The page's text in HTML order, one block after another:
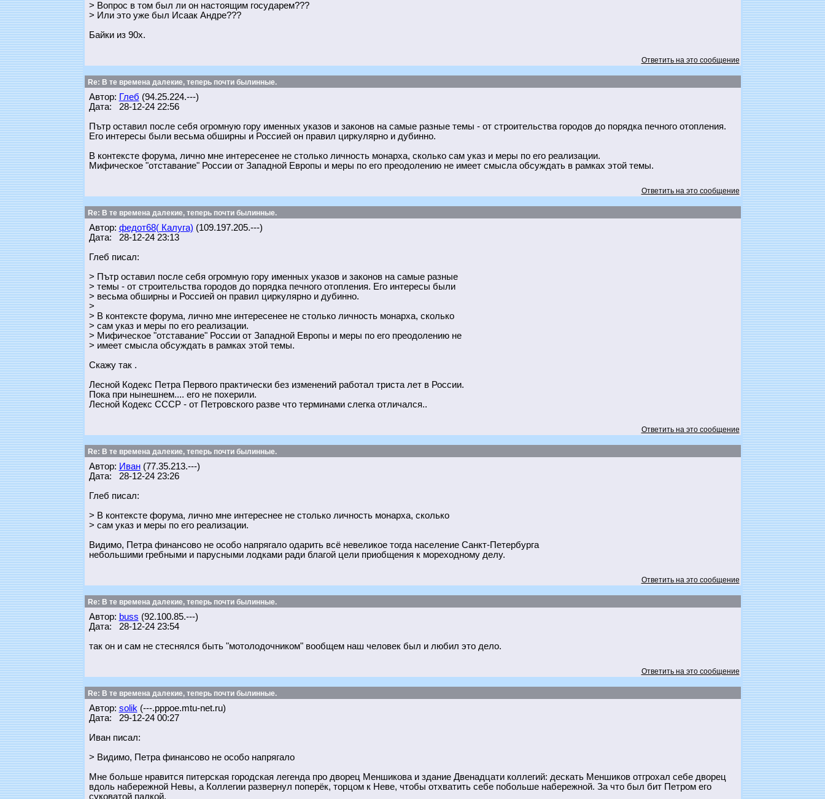
> Вопрос в том был ли он настоящим государем???
> Или это уже был Исаак Андре???
Байки из 90х.
Ответить на это сообщение
Re: В те времена далекие, теперь почти былинные.
Автор: Глеб (94.25.224.---)
Дата: 28-12-24 22:56
Пътр оставил после себя огромную гору именных указов и законов на самые разные темы - от строительства городов до порядка печного отопления.
Его интересы были весьма обширны и Россией он правил циркулярно и дубинно.
В контексте форума, лично мне интересенее не столько личность монарха, сколько сам указ и меры по его реализации.
Мифическое "отставание" России от Западной Европы и меры по его преодолению не имеет смысла обсуждать в рамках этой темы.
Ответить на это сообщение
Re: В те времена далекие, теперь почти былинные.
Автор: федот68( Калуга) (109.197.205.---)
Дата: 28-12-24 23:13
Глеб писал:
> Пътр оставил после себя огромную гору именных указов и законов на самые разные
> темы - от строительства городов до порядка печного отопления. Его интересы были
> весьма обширны и Россией он правил циркулярно и дубинно.
>
> В контексте форума, лично мне интересенее не столько личность монарха, сколько
> сам указ и меры по его реализации.
> Мифическое "отставание" России от Западной Европы и меры по его преодолению не
> имеет смысла обсуждать в рамках этой темы.
Скажу так .
Лесной Кодекс Петра Первого практически без изменений работал триста лет в России.
Пока при нынешнем.... его не похерили.
Лесной Кодекс СССР - от Петровского разве что терминами слегка отличался..
Ответить на это сообщение
Re: В те времена далекие, теперь почти былинные.
Автор: Иван(77.35.213.---)
Дата: 28-12-24 23:26
Глеб писал:
> В контексте форума, лично мне интереснее не столько личность монарха, сколько
> сам указ и меры по его реализации.
Видимо, Петра финансово не особо напрягало одарить всё невеликое тогда население Санкт-Петербурга
небольшими гребными и парусными лодками ради благой цели приобщения к мореходному делу.
Ответить на это сообщение
Re: В те времена далекие, теперь почти былинные.
Автор: buss (92.100.85.---)
Дата: 28-12-24 23:54
так он и сам не стеснялся быть "мотолодочником" вообщем наш человек был и любил это дело.
Ответить на это сообщение
Re: В те времена далекие, теперь почти былинные.
Автор: solik (---.pppoe.mtu-net.ru)
Дата: 29-12-24 00:27
Иван писал:
> Видимо, Петра финансово не особо напрягало
Мне больше нравится питерская городская легенда про дворец Меншикова и здание Двенадцати коллегий: дескать Меншиков отгрохал себе дворец
вдоль набережной Невы, а Коллегии развернул поперёк, торцом к Неве, чтобы отхватить себе побольше набережной. За что был бит Петром его
суковатой палкой.